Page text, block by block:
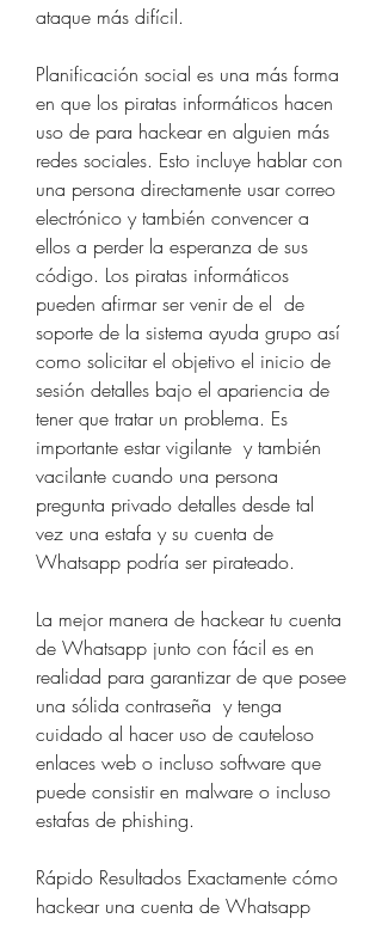
ataque más difícil.
Planificación social es una más forma
en que los piratas informáticos hacen
uso de para hackear en alguien más
redes sociales. Esto incluye hablar con
una persona directamente usar correo
electrónico y también convencer a
ellos a perder la esperanza de sus
código. Los piratas informáticos
pueden afirmar ser venir de el  de
soporte de la sistema ayuda grupo así
como solicitar el objetivo el inicio de
sesión detalles bajo el apariencia de
tener que tratar un problema. Es
importante estar vigilante  y también
vacilante cuando una persona
pregunta privado detalles desde tal
vez una estafa y su cuenta de
Whatsapp podría ser pirateado.
La mejor manera de hackear tu cuenta
de Whatsapp junto con fácil es en
realidad para garantizar de que posee
una sólida contraseña  y tenga
cuidado al hacer uso de cauteloso
enlaces web o incluso software que
puede consistir en malware o incluso
estafas de phishing.
Rápido Resultados Exactamente cómo
hackear una cuenta de Whatsapp